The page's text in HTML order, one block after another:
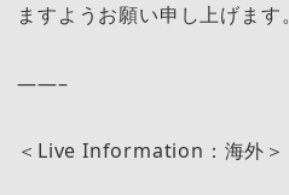
ますようお願い申し上げま
——–
＜Live Information：海外＞